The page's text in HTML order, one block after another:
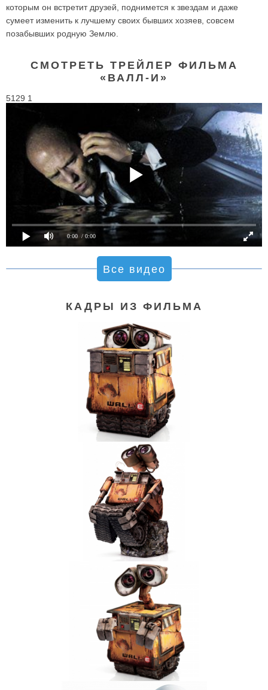
которым он встретит друзей, поднимется к звездам и даже
сумеет изменить к лучшему своих бывших хозяев, совсем
позабывших родную Землю.
СМОТРЕТЬ ТРЕЙЛЕР ФИЛЬМА
«ВАЛЛ-И»
5129 1
0:00 / 0:00
Все видео
КАДРЫ ИЗ ФИЛЬМА